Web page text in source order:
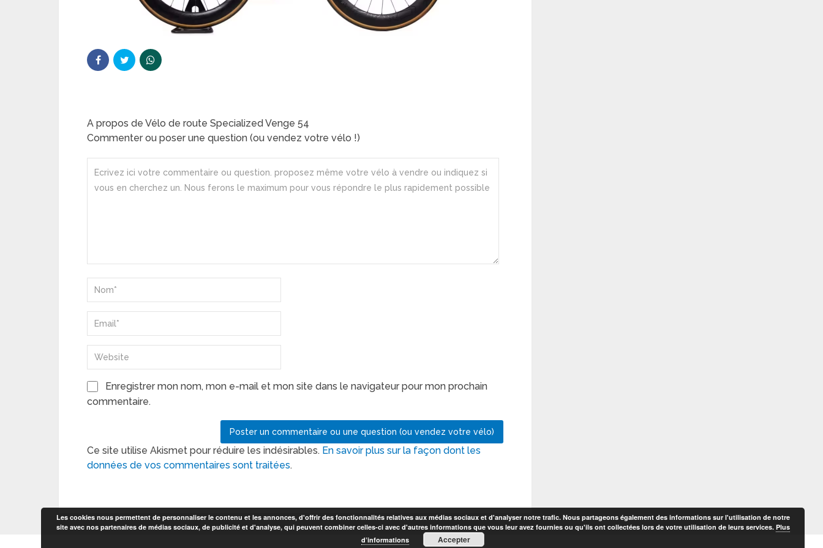
A propos de Vélo de route Specialized Venge 54
Commenter ou poser une question (ou vendez votre vélo !)
Enregistrer mon nom, mon e-mail et mon site dans le navigateur pour mon prochain
commentaire.
Ce site utilise Akismet pour réduire les indésirables. En savoir plus sur la façon dont les
données de vos commentaires sont traitées.
Les cookies nous permettent de personnaliser le contenu et les annonces, d'offrir des fonctionnalités relatives aux médias sociaux et d'analyser notre trafic. Nous partageons également des informations sur l'utilisation de notre
site avec nos partenaires de médias sociaux, de publicité et d'analyse, qui peuvent combiner celles-ci avec d'autres informations que vous leur avez fournies ou qu'ils ont collectées lors de votre utilisation de leurs services. Plus
d’informations
Accepter